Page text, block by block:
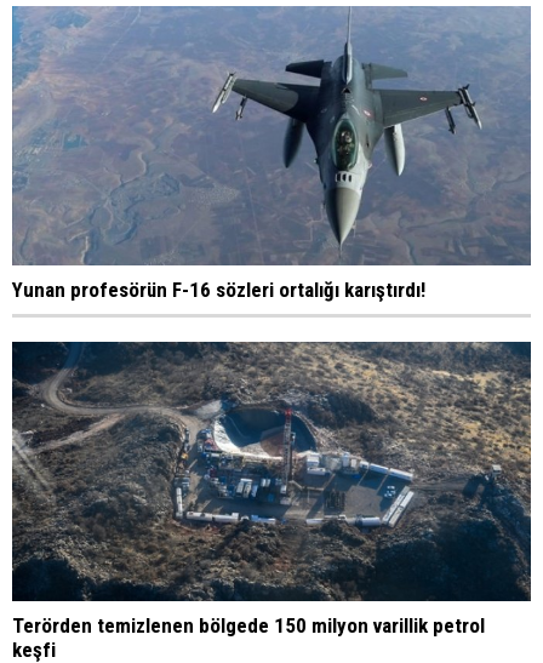
Yunan profesörün F-16 sözleri ortalığı karıştırdı!
Terörden temizlenen bölgede 150 milyon varillik petrol
keşfi